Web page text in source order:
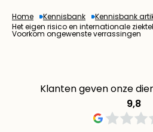
Home Kennisbank
Kennisbank
Het eigen risico en internationale
Voorkom ongewenste verrassingen
Klanten geven onze
9,8